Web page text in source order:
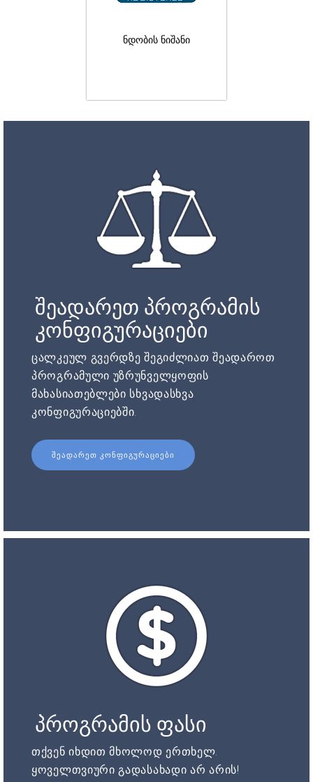
ნდობის ნიშანი
შეადარეთ პროგრამის
კონფიგურაციები
ცალკეულ გვერდზე შეგიძლიათ შეადაროთ
პროგრამული უზრუნველყოფის
მახასიათებლები სხვადასხვა
კონფიგურაციებში.
ᲨᲔᲐᲓᲐᲠᲔᲗ ᲙᲝᲜᲤᲘᲒᲣᲠᲐᲪᲘᲔᲑᲘ
პროგრამის ფასი
თქვენ იხდით მხოლოდ ერთხელ.
ყოველთვიური გადასახადი არ არის!